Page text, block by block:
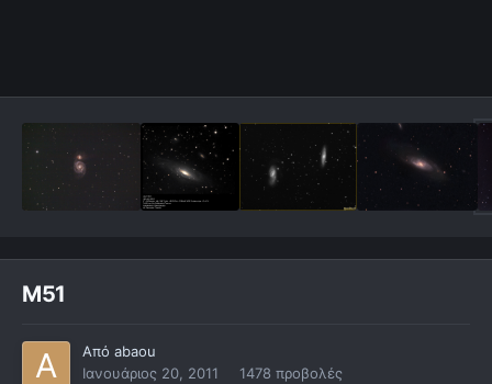
M51
Από abaou
Ιανουάριος 20, 2011
1478 προβολές